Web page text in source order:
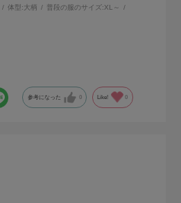
体型:大柄 普段の服のサイズ:XL～
参考になった 0 Like! 0